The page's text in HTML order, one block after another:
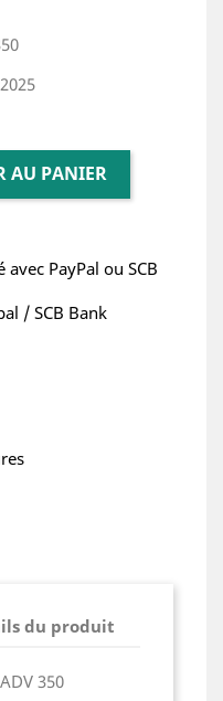
AU PANIER
avec PayPal ou SCB
/ SCB Bank
du produit
350